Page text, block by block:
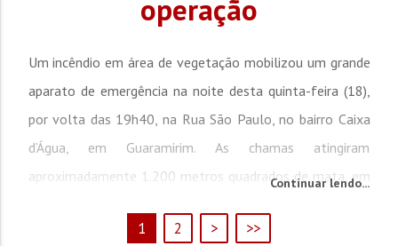
operação
Um incêndio em área de vegetação mobilizou um grande
aparato de emergência na noite desta quinta-feira (18),
por volta das 19h40, na Rua São Paulo, no bairro Caixa
d’Água, em Guaramirim. As chamas atingiram
aproximadamente 1.200 metros quadrados de mata, em
quadrados. Para o combate ao fogo, as equipes
Continuar lendo...
1 2 > >>